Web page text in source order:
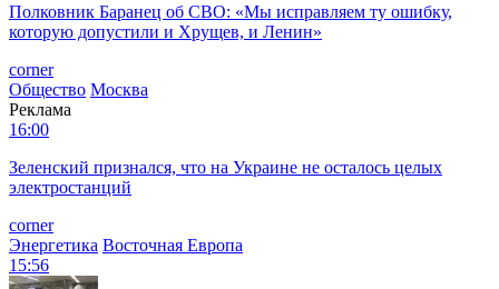
Полковник Баранец об СВО: «Мы исправляем ту ошибку,
которую допустили и Хрущев, и Ленин»
corner
Общество Москва
Реклама
16:00
Зеленский признался, что на Украине не осталось целых
электростанций
corner
Энергетика Восточная Европа
15:56